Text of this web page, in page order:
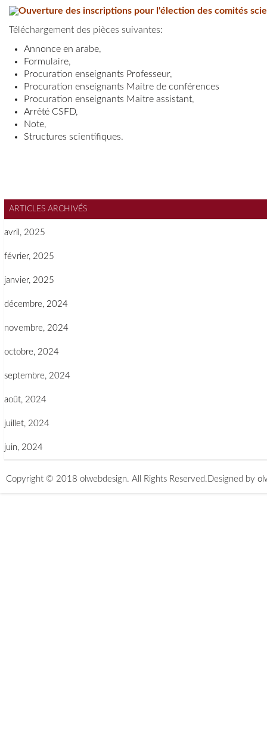
Ouverture des inscriptions pour l'élection des comités
Téléchargement des pièces suivantes:
Annonce en arabe,
Formulaire,
Procuration enseignants Professeur,
Procuration enseignants Maitre de conférences
Procuration enseignants Maitre assistant,
Arrêté CSFD,
Note,
Structures scientifiques.
ARTICLES ARCHIVÉS
avril, 2025
février, 2025
janvier, 2025
décembre, 2024
novembre, 2024
octobre, 2024
septembre, 2024
août, 2024
juillet, 2024
juin, 2024
Copyright © 2018 olwebdesign. All Rights Reserved. Designed by